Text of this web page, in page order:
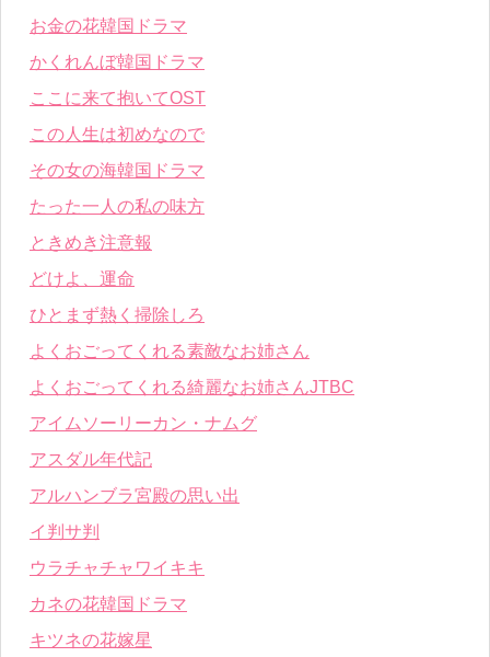
お金の花韓国ドラマ
かくれんぼ韓国ドラマ
ここに来て抱いてOST
この人生は初めなので
その女の海韓国ドラマ
たった一人の私の味方
ときめき注意報
どけよ、運命
ひとまず熱く掃除しろ
よくおごってくれる素敵なお姉さん
よくおごってくれる綺麗なお姉さんJTBC
アイムソーリーカン・ナムグ
アスダル年代記
アルハンブラ宮殿の思い出
イ判サ判
ウラチャチャワイキキ
カネの花韓国ドラマ
キツネの花嫁星